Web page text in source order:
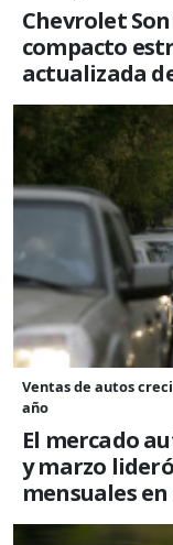
Chevrolet
compacto
actualizada
Ventas de autos
año
El mercado
y marzo
mensuales